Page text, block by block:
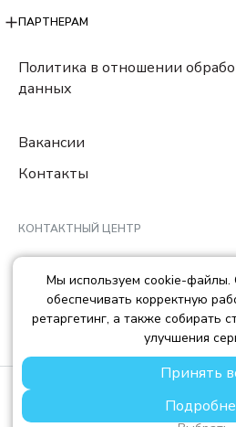
ПАРТНЕРАМ
Политика в отношении
данных
Вакансии
Контакты
КОНТАКТНЫЙ ЦЕНТР
8 (800) 222-78-29
Ежедневно с 10:00 до 22:00 МCK
info@trendisland.ru
© TREND ISLAND
ООО «ТРЕНД АЙЛЕНД», ОГРН:
Мы используем cookie-файлы.
обеспечивать корректную
ретаргетинг, а также собирать
улучшения
Принять